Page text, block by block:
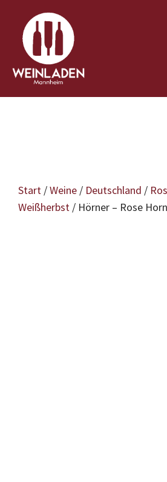
Inhalt
springen
Start /Weine / Deutschland /
Weißherbst / Hörner – Rose